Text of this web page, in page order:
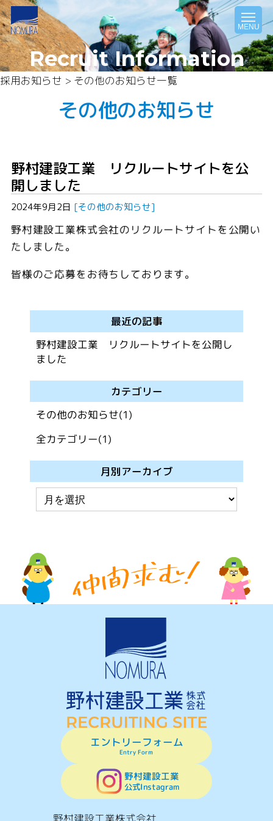
MENU
Recruit Information
採用お知らせ > その他のお知らせ一覧
その他のお知らせ
野村建設工業 リクルートサイトを公
開しました
2024年9月2日 [その他のお知らせ]
野村建設工業株式会社のリクルートサイトを公開い
たしました。
皆様のご応募をお待ちしております。
最近の記事
野村建設工業 リクルートサイトを公開し
ました
カテゴリー
その他のお知らせ(1)
全カテゴリー(1)
月別アーカイブ
エントリーフォーム
Entry Form
野村建設工業
公式Instagram